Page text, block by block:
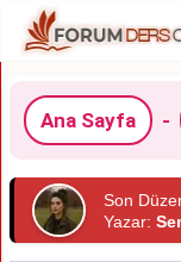
Ana Sayfa -
Son
Yazar: